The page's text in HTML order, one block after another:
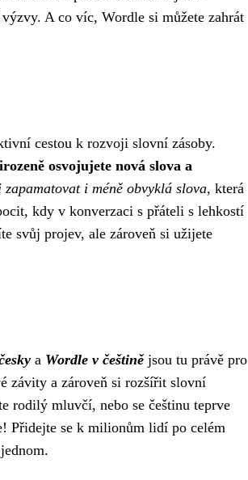
A co víc, Wordle si můžete zahrát
cestou k rozvoji slovní zásoby.
osvojujete nová slova a
i méně obvyklá slova, která
kdy v konverzaci s přáteli s lehkostí
svůj projev, ale zároveň si užijete
a Wordle v češtinějsou tu právě pro
závity a zároveň si rozšířit slovní
rodilý mluvčí, nebo se češtinu teprve
Přidejte se k milionům lidí po celém